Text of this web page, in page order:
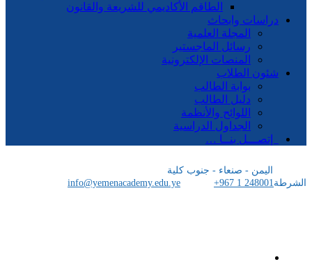
الطاقم الأكاديمي للشريعة والقانون
دراسات وابحاث
المجلة العلمية
رسائل الماجستير
المنصات الإلكترونية
شئون الطلاب
بوابة الطالب
دليل الطالب
اللوائح والأنظمة
الجداول الدراسية
إتصـــل بنــا …
اليمن - صنعاء - جنوب كلية
الشرطة
info@yemenacademy.edu.ye +967 1 248001